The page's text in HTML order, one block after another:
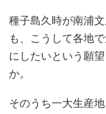
種子島久時が南浦
も、こうして各地
にしたいという願
か。
そのうち一大生産